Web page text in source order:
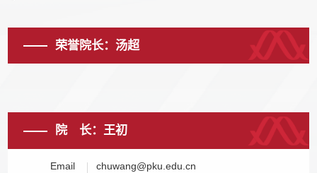
荣誉院长：汤超
院 长：王初
Email chuwang@pku.edu.cn